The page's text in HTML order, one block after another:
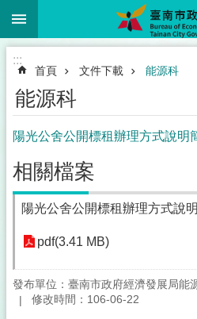
跳到主要內容區塊
:::
首頁 文件下載 能源科
能源科
陽光公舍公開標租辦理方式說明
相關檔案
陽光公舍公開標租辦理方式說明
pdf(3.41 MB)
發布單位：臺南市政府經濟發展局能
修改時間：106-06-22